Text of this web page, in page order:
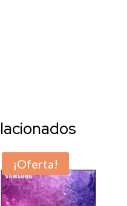
¡Oferta!